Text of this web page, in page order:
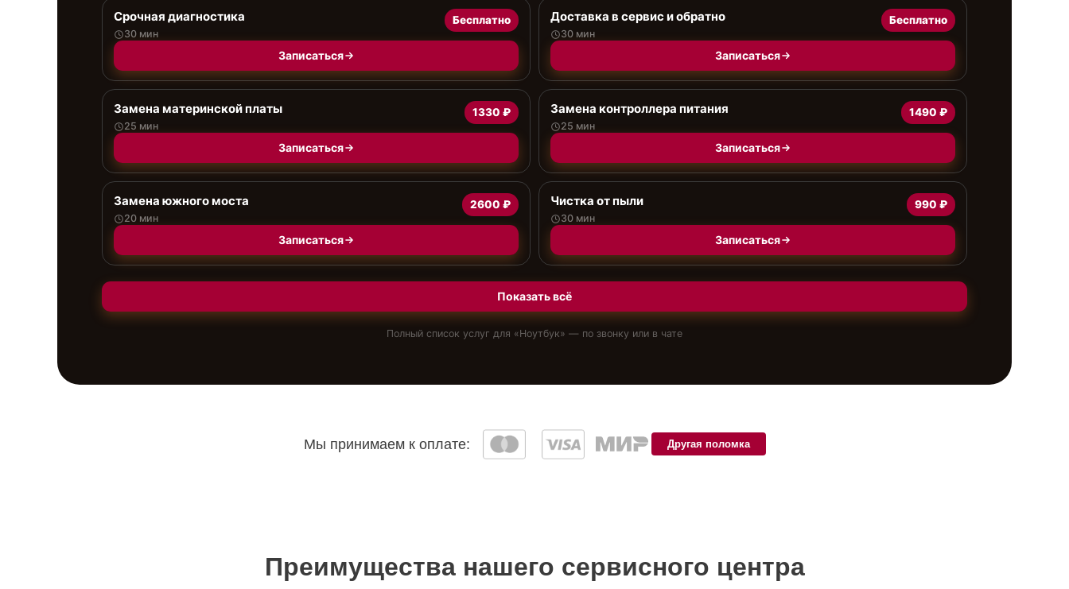
Срочная диагностика
30 мин
Бесплатно
Записаться
Доставка в сервис и обратно
30 мин
Бесплатно
Записаться
Замена материнской платы
25 мин
1330 ₽
Записаться
Замена контроллера питания
25 мин
1490 ₽
Записаться
Замена южного моста
20 мин
2600 ₽
Записаться
Чистка от пыли
30 мин
990 ₽
Записаться
Показать всё
Полный список услуг для «Ноутбук» — по звонку или в чате
Мы принимаем к оплате: Другая поломка
Преимущества нашего сервисного центра